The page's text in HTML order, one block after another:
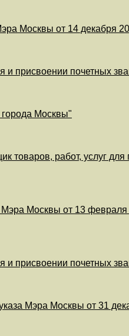
Москвы от 14 декабря
присвоении почетных
Москвы"
товаров, работ, услуг
Москвы от 13 февраля
присвоении почетных
Мэра Москвы от 31